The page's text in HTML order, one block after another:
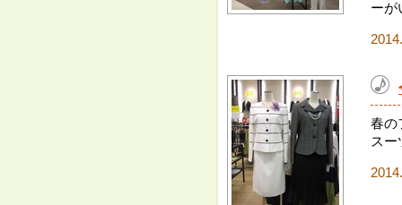
ーが
春の
スー